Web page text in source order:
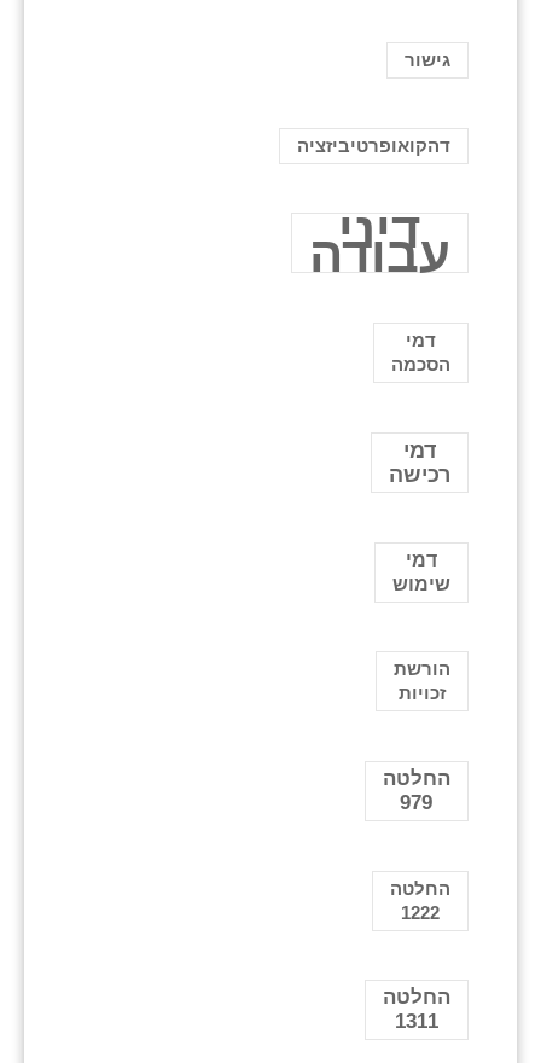
גישור
דהקואופרטיביזציה
דיני
עבודה
דמי
הסכמה
דמי
רכישה
דמי
שימוש
הורשת
זכויות
החלטה
979
החלטה
1222
החלטה
1311